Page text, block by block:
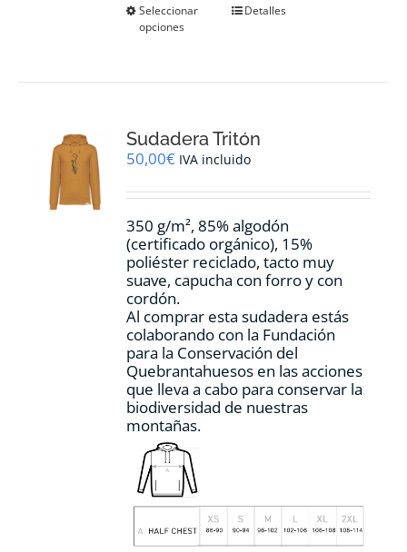
Seleccionar
opciones
Este
se
pueden
en
página
de
producto
Detalles
Sudadera Tritón
50,00€ IVA incluido
350 g/m², 85% algodón
(certificado orgánico), 15%
poliéster reciclado, tacto muy
suave, capucha con forro y con
cordón.
Al comprar esta sudadera estás
colaborando con la Fundación
para la Conservación del
Quebrantahuesos en las acciones
que lleva a cabo para conservar la
biodiversidad de nuestras
montañas.